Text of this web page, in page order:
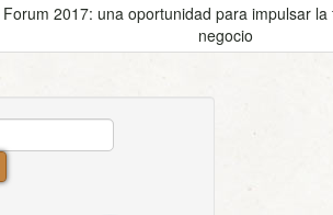
2017: una oportunidad para impulsar
negocio